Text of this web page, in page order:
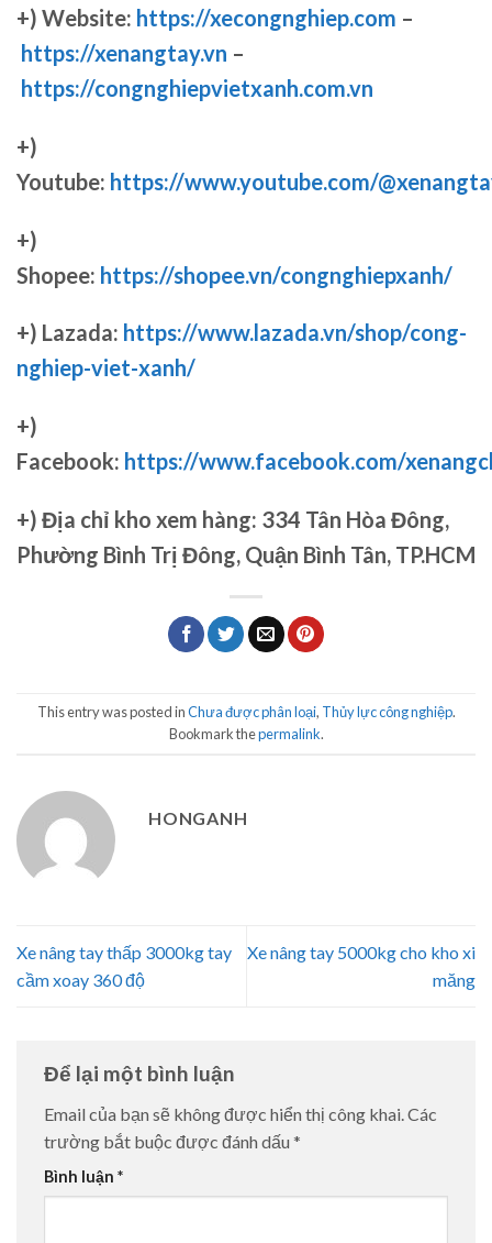
+) Website: https://xecongnghiep.com –
https://xenangtay.vn –
https://congnghiepvietxanh.com.vn
+)
Youtube: https://www.youtube.com/
+)
Shopee: https://shopee.vn/congnghiepxanh/
+) Lazada: https://www.lazada.vn/shop/cong-
nghiep-viet-xanh/
+)
Facebook: https://www.facebook.com/
+) Địa chỉ kho xem hàng: 334 Tân Hòa Đông,
Phường Bình Trị Đông, Quận Bình Tân, TP.HCM
This entry was posted inChưa được phân loại, Thủy lực công nghiệp.
Bookmark thepermalink.
HONGANH
Xe nâng tay thấp 3000kg tay
cầm xoay 360 độ
Xe nâng tay 5000kg cho kho xi
măng
Để lại một bình luận
Email của bạn sẽ không được hiển thị công khai.Các
trường bắt buộc được đánh dấu *
Bình luận *